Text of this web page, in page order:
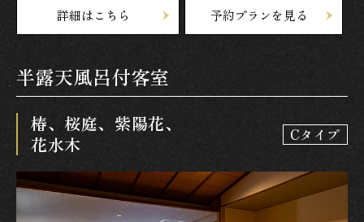
詳細はこちら 予約プランを見る
半露天風呂付客室
椿、桜庭、紫陽花、
花水木
Cタイプ